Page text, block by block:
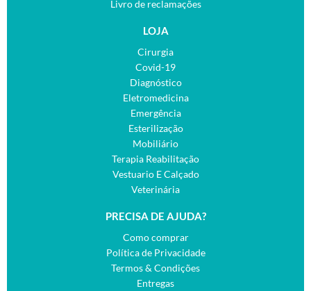
Livro de reclamações
LOJA
Cirurgia
Covid-19
Diagnóstico
Eletromedicina
Emergência
Esterilização
Mobiliário
Terapia Reabilitação
Vestuario E Calçado
Veterinária
PRECISA DE AJUDA?
Como comprar
Política de Privacidade
Termos & Condições
Entregas